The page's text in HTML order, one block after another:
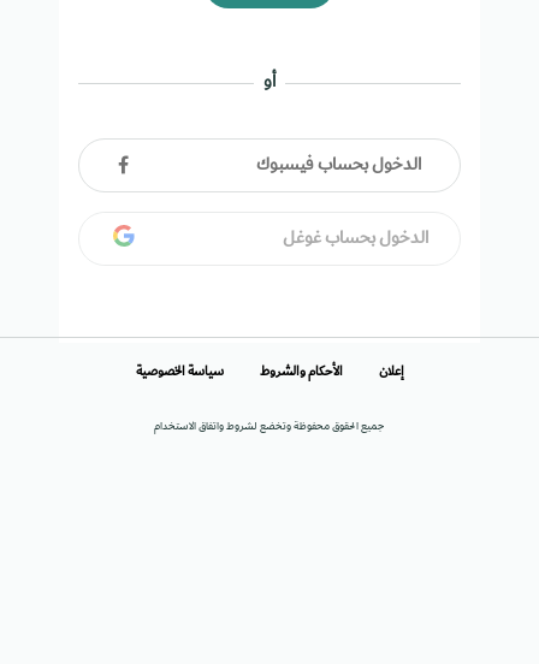
أو
الدخول بحساب فيسبوك
الدخول بحساب غوغل
جميع الحقوق محفوظة وتخضع لشروط واتفاق الاستخدام
إعلان الأحكام والشروط سياسة الخصوصية